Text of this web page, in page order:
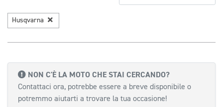
Husqvarna
NON C'È LA MOTO CHE STAI CERCANDO?
Contattaci ora, potrebbe essere a breve disponibile o
potremmo aiutarti a trovare la tua occasione!